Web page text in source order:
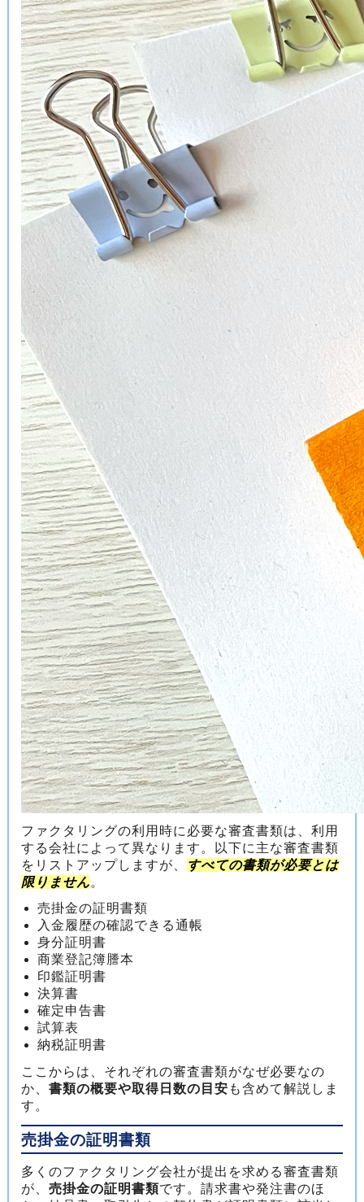
ファクタリングの利用時に必要な審査書類は、利用
する会社によって異なります。以下に主な審査書類
をリストアップしますが、
すべての書類が必要とは
限りません。
売掛金の証明書類
入金履歴の確認できる通帳
身分証明書
商業登記簿謄本
印鑑証明書
決算書
確定申告書
試算表
納税証明書
ここからは、それぞれの審査書類がなぜ必要なの
か、 書類の概要や取得日数の目安 も含めて解説しま
す。
売掛金の証明書類
多くのファクタリング会社が提出を求める審査書類
が、 売掛金の証明書類です。請求書や発注書のほ